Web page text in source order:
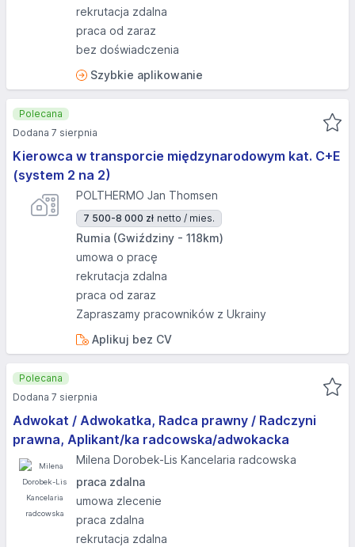
rekrutacja zdalna
praca od zaraz
bez doświadczenia
Szybkie aplikowanie
Kierowca w transporcie międzynarodowym kat. C+E
(system 2 na 2)
POLTHERMO Jan Thomsen
7 500-8 000 zł netto / mies.
Rumia (Gwiździny - 118km)
umowa o pracę
rekrutacja zdalna
praca od zaraz
Zapraszamy pracowników z Ukrainy
Aplikuj bez CV
Polecana
Dodana 7 sierpnia
Adwokat / Adwokatka, Radca prawny / Radczyni
prawna, Aplikant/ka radcowska/adwokacka
Milena Dorobek-Lis Kancelaria radcowska
praca zdalna
umowa zlecenie
praca zdalna
rekrutacja zdalna
Polecana
Dodana 7 sierpnia